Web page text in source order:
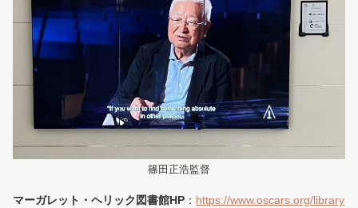
篠田正浩監督
マーガレット・ヘリック図書館HP ： https://www.oscars.org/library